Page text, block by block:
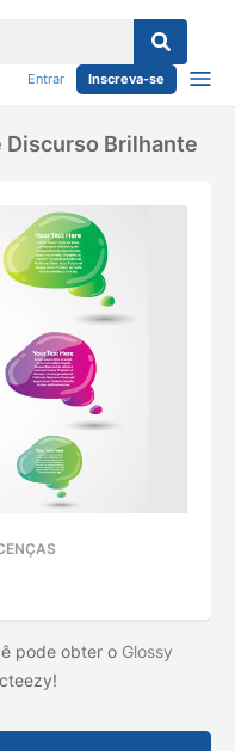
Entrar Inscreva-se
Discurso Brilhante
pode obter o Glossy